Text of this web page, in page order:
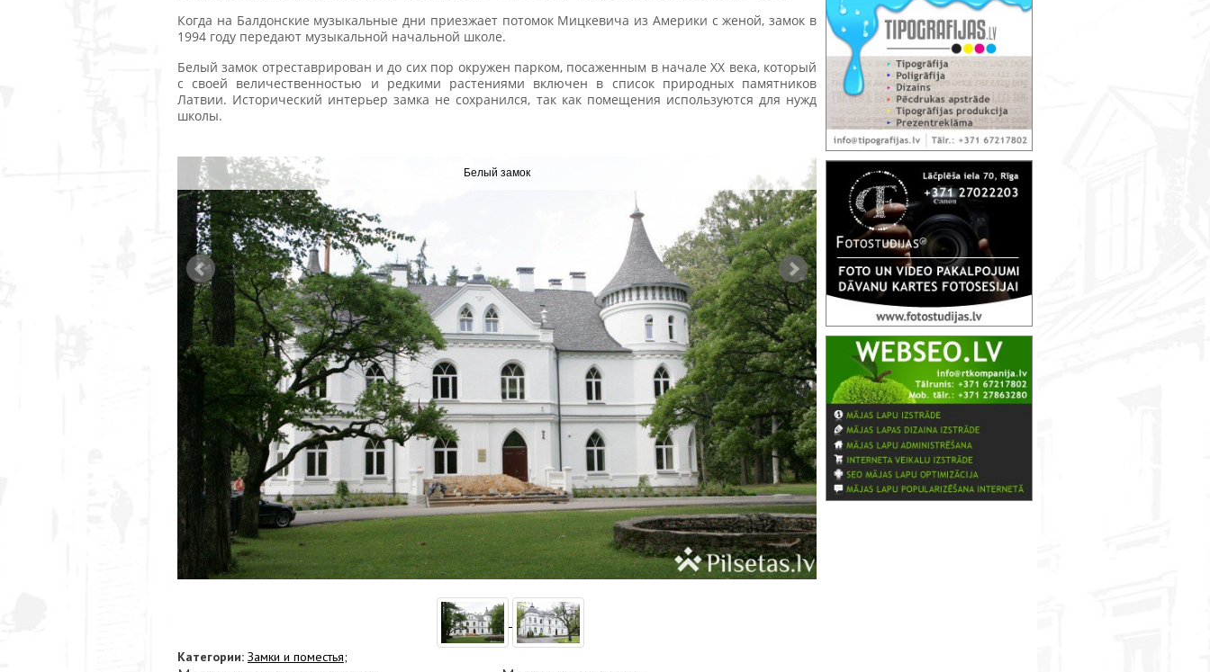
Когда на Балдонские музыкальные дни приезжает потомок Мицкевича из Америки с женой, замок в
1994 году передают музыкальной начальной школе.
Белый замок отреставрирован и до сих пор окружен парком, посаженным в начале XX века, который
с своей величественностью и редкими растениями включен в список природных памятников
Латвии. Исторический интерьер замка не сохранился, так как помещения используются для нужд
школы.
Белый замок
Категории: Замки и поместья;